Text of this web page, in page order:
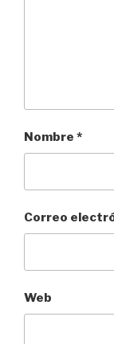
Nombre *
Correo
Web